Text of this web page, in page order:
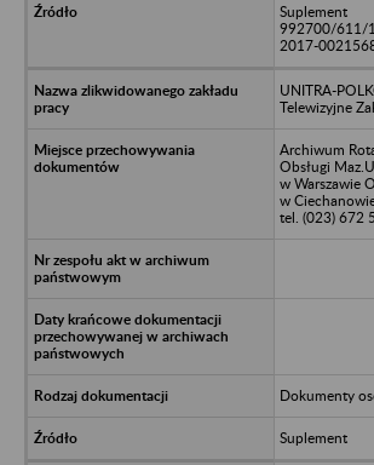
Suplement
992700/611/
2017-
UNITRA-
Telewizyjne
Archiwum
Obsługi
w Warszawie
w
tel. (023) 672
Dokumenty
Suplement